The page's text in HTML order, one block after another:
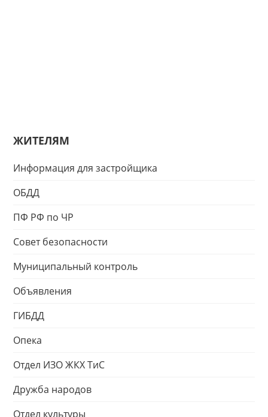
ЖИТЕЛЯМ
Информация для застройщика
ОБДД
ПФ РФ по ЧР
Совет безопасности
Муниципальный контроль
Объявления
ГИБДД
Опека
Отдел ИЗО ЖКХ ТиС
Дружба народов
Отдел культуры